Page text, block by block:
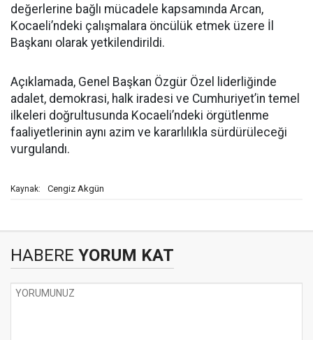
değerlerine bağlı mücadele kapsamında Arcan,
Kocaeli’ndeki çalışmalara öncülük etmek üzere İl
Başkanı olarak yetkilendirildi.
Açıklamada, Genel Başkan Özgür Özel liderliğinde
adalet, demokrasi, halk iradesi ve Cumhuriyet’in temel
ilkeleri doğrultusunda Kocaeli’ndeki örgütlenme
faaliyetlerinin aynı azim ve kararlılıkla sürdürüleceği
vurgulandı.
Kaynak: Cengiz Akgün
HABERE YORUM KAT